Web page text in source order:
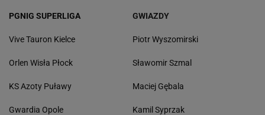
PGNIG SUPERLIGA
Vive Tauron Kielce
Orlen Wisła Płock
KS Azoty Puławy
Gwardia Opole
GWIAZDY
Piotr Wyszomirski
Sławomir Szmal
Maciej Gębala
Kamil Syprzak